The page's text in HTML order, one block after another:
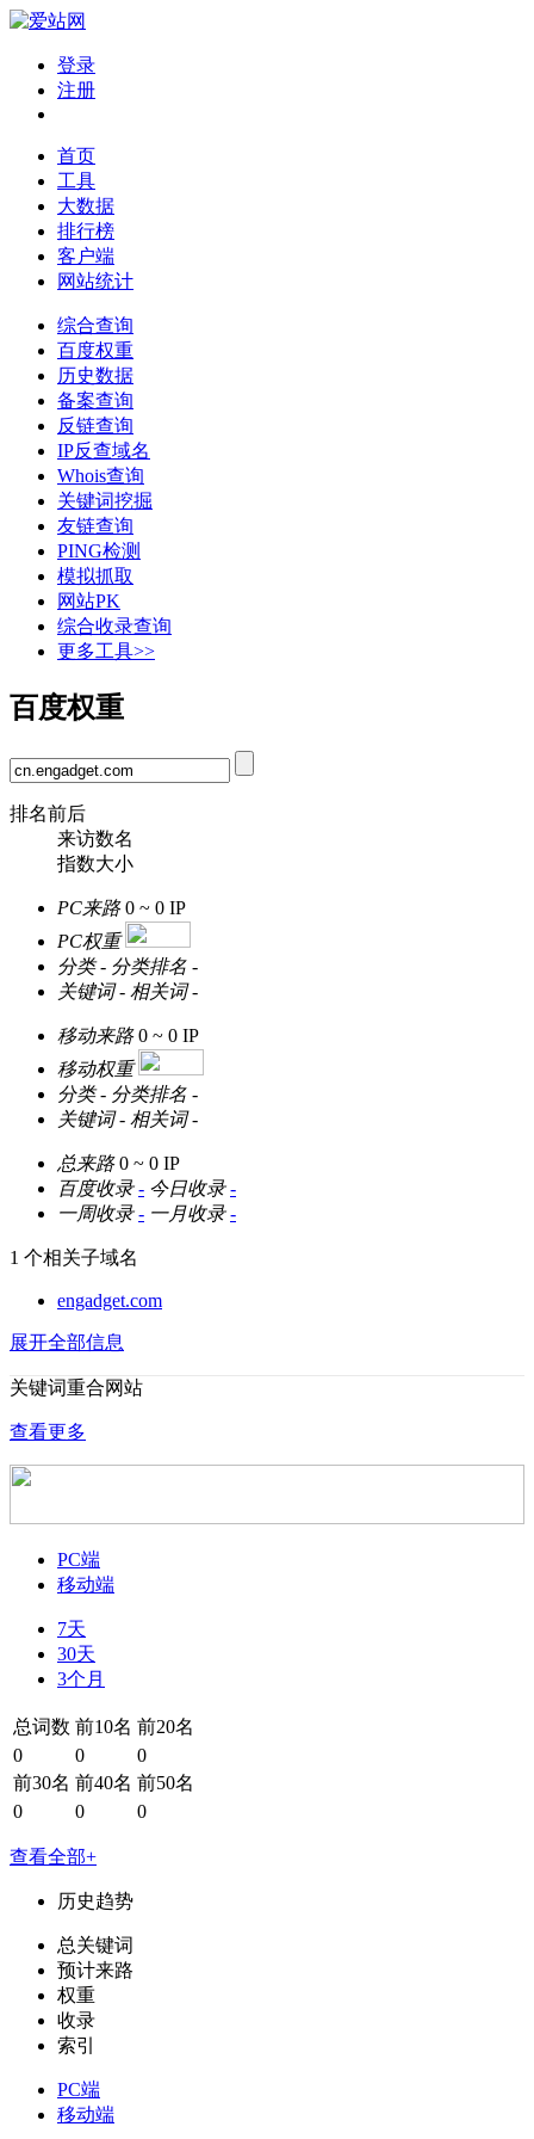
登录
注册
首页
工具
大数据
排行榜
客户端
网站统计
综合查询
百度权重
历史数据
备案查询
反链查询
IP反查域名
Whois查询
关键词挖掘
友链查询
PING检测
模拟抓取
网站PK
综合收录查询
更多工具>>
百度权重
排名前后
来访数名
指数大小
PC来路 0 ~ 0 IP
PC权重
分类 - 分类排名 -
关键词 - 相关词 -
移动来路 0 ~ 0 IP
移动权重
分类 - 分类排名 -
关键词 - 相关词 -
总来路 0 ~ 0 IP
百度收录 - 今日收录 -
一周收录 - 一月收录 -
1 个相关子域名
engadget.com
展开全部信息
关键词重合网站
查看更多
PC端
移动端
7天
30天
3个月
总词数 前10名 前20名
0
0
0
前30名 前40名 前50名
0
0 0
查看全部+
历史趋势
总关键词
预计来路
权重
收录
索引
PC端
移动端